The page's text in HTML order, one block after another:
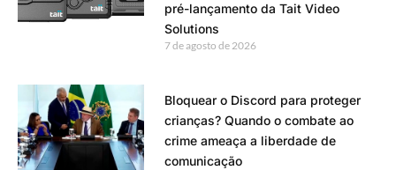
pré-lançamento da Tait Video
Solutions
7 de agosto de 2026
Bloquear o Discord para proteger
crianças? Quando o combate ao
crime ameaça a liberdade de
comunicação